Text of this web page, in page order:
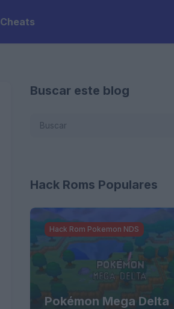
Cheats
Buscar este blog
Hack Roms Populares
Hack Rom Pokemon NDS
Pokémon Mega Delta